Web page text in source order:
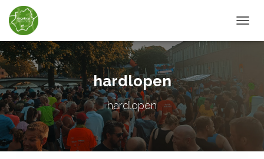
hardlopen
hardlopen